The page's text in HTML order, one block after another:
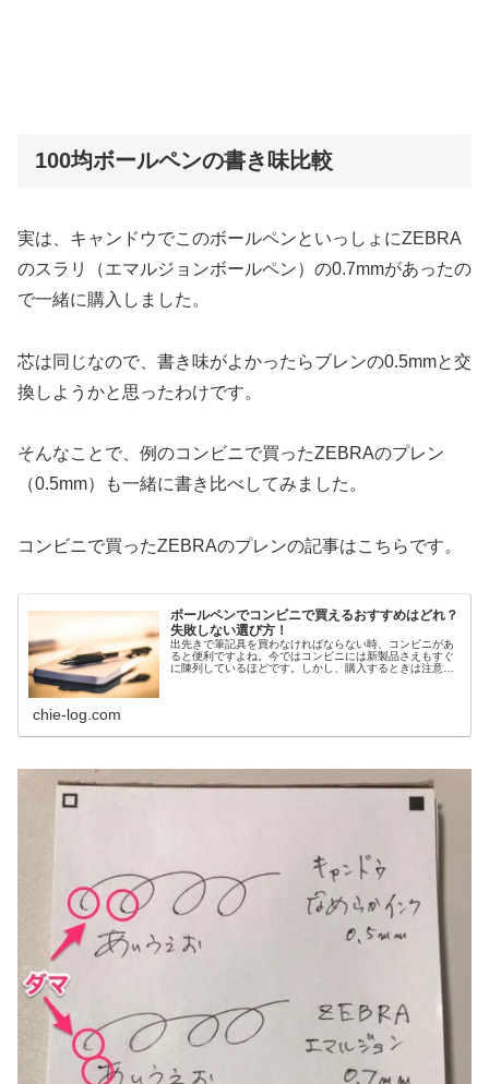
100均ボールペンの書き味比較
実は、キャンドウでこのボールペンといっしょにZEBRA
のスラリ（エマルジョンボールペン）の0.7mmがあったの
で一緒に購入しました。
芯は同じなので、書き味がよかったらブレンの0.5mmと交
換しようかと思ったわけです。
そんなことで、例のコンビニで買ったZEBRAのプレン
（0.5mm）も一緒に書き比べしてみました。
コンビニで買ったZEBRAのプレンの記事はこちらです。
ボールペンでコンビニで買えるおすすめはどれ？
失敗しない選び方！
出先きで筆記具を買わなければならない時、コンビニがあ
ると便利ですよね。今ではコンビニには新製品さえもすぐ
に陳列しているほどです。しかし、購入するときは注意が
chie-log.com